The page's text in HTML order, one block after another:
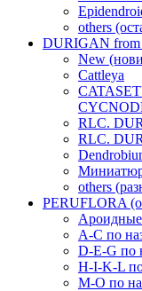
others
DURIGAN from
New
Cattleya
RLC.
RLC.
others
PERUFLORA
Ароидные
A-C по
D-E-G по
H-I-K-L
M-O по